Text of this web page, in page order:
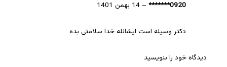
0920*******
– 14 بهمن 1401
دکتر وسیله است ایشالله خدا سلامتی بده
دیدگاه خود را بنویسید